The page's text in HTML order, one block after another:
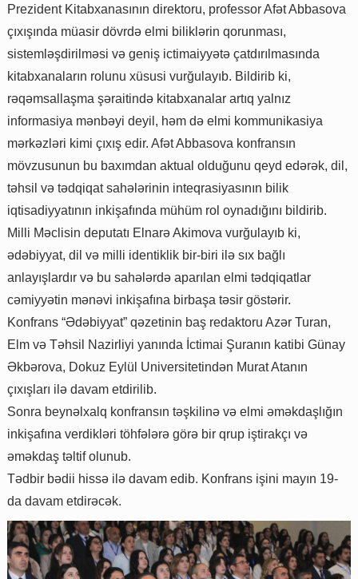
Prezident Kitabxanasının direktoru, professor Afət Abbasova
çıxışında müasir dövrdə elmi biliklərin qorunması,
sistemləşdirilməsi və geniş ictimaiyyətə çatdırılmasında
kitabxanaların rolunu xüsusi vurğulayıb. Bildirib ki,
rəqəmsallaşma şəraitində kitabxanalar artıq yalnız
informasiya mənbəyi deyil, həm də elmi kommunikasiya
mərkəzləri kimi çıxış edir. Afət Abbasova konfransın
mövzusunun bu baxımdan aktual olduğunu qeyd edərək, dil,
təhsil və tədqiqat sahələrinin inteqrasiyasının bilik
iqtisadiyyatının inkişafında mühüm rol oynadığını bildirib.
Milli Məclisin deputatı Elnarə Akimova vurğulayıb ki,
ədəbiyyat, dil və milli identiklik bir-biri ilə sıx bağlı
anlayışlardır və bu sahələrdə aparılan elmi tədqiqatlar
cəmiyyətin mənəvi inkişafına birbaşa təsir göstərir.
Konfrans “Ədəbiyyat” qəzetinin baş redaktoru Azər Turan,
Elm və Təhsil Nazirliyi yanında İctimai Şuranın katibi Günay
Əkbərova, Dokuz Eylül Universitetindən Murat Atanın
çıxışları ilə davam etdirilib.
Sonra beynəlxalq konfransın təşkilinə və elmi əməkdaşlığın
inkişafına verdikləri töhfələrə görə bir qrup iştirakçı və
əməkdaş təltif olunub.
Tədbir bədii hissə ilə davam edib. Konfrans işini mayın 19-
da davam etdirəcək.